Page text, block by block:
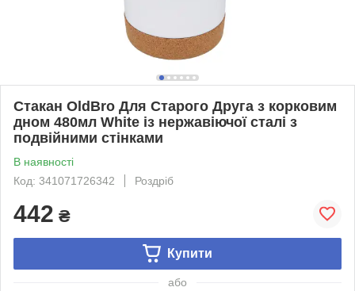
Стакан OldBro Для Старого Друга з корковим
дном 480мл White із нержавіючої сталі з
подвійними стінками
В наявності
Код: 341071726342
Роздріб
442 ₴
Купити
або